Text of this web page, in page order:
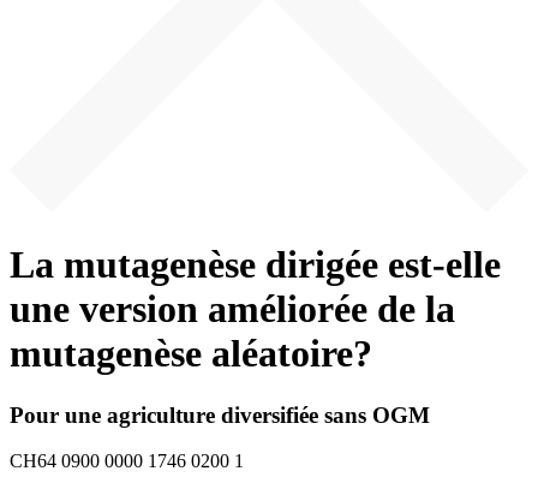
La mutagenèse dirigée est-elle
une version améliorée de la
mutagenèse aléatoire?
Pour une agriculture diversifiée sans OGM
CH64 0900 0000 1746 0200 1